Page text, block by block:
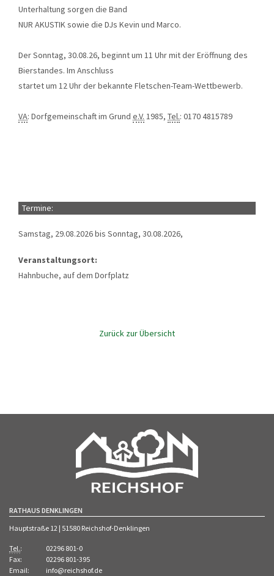
Unterhaltung sorgen die Band
NUR AKUSTIK sowie die DJs Kevin und Marco.
Der Sonntag, 30.08.26, beginnt um 11 Uhr mit der Eröffnung des
Bierstandes. Im Anschluss
startet um 12 Uhr der bekannte Fletschen-Team-Wettbewerb.
VA: Dorfgemeinschaft im Grund e.V. 1985, Tel.: 0170 4815789
Termine:
Samstag, 29.08.2026 bis Sonntag, 30.08.2026,
Veranstaltungsort:
Hahnbuche, auf dem Dorfplatz
Zurück zur Übersicht
RATHAUS DENKLINGEN
Hauptstraße 12 | 51580 Reichshof-Denklingen
Tel.:
02296 801-0
Fax:
02296 801-395
Email:
info@reichshof.de